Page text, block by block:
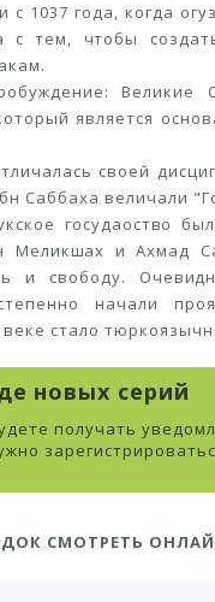
1037 года, когда
тем, чтобы
Великие
является
своей
Саббаха величали
госудаоство
Меликшах и Ахмад
и свободу.
начали
веке стало
новых серий
получать
СМОТРЕТЬ